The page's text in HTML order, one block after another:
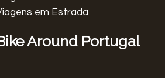
em Estrada
Around Portugal